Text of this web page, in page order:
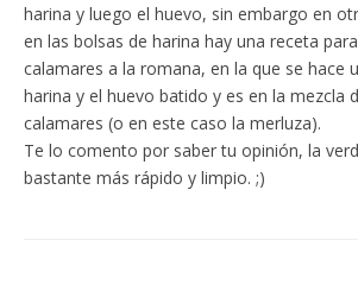
harina y luego el huevo, sin embargo en
en las bolsas de harina hay una receta
calamares a la romana, en la que se hace
harina y el huevo batido y es en la mezcla
calamares (o en este caso la merluza).
Te lo comento por saber tu opinión, la
bastante más rápido y limpio. ;)